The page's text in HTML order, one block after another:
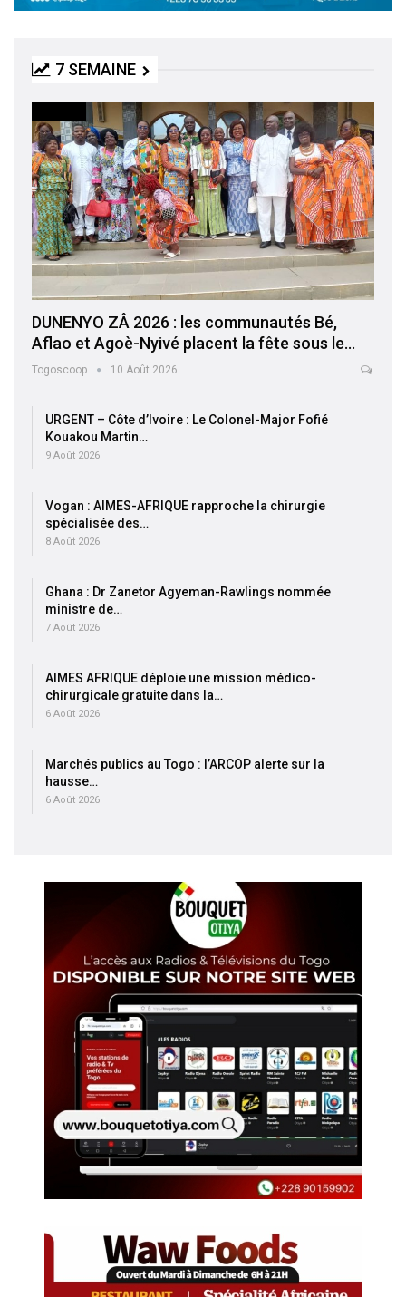
7 SEMAINE
DUNENYO ZÂ 2026 : les communautés Bé,
Aflao et Agoè-Nyivé placent la fête sous le…
Togoscoop 10 Août 2026
URGENT – Côte d’Ivoire : Le Colonel-Major Fofié
Kouakou Martin…
9 Août 2026
Vogan : AIMES-AFRIQUE rapproche la chirurgie
spécialisée des…
8 Août 2026
Ghana : Dr Zanetor Agyeman-Rawlings nommée
ministre de…
7 Août 2026
AIMES AFRIQUE déploie une mission médico-
chirurgicale gratuite dans la…
6 Août 2026
Marchés publics au Togo : l’ARCOP alerte sur la
hausse…
6 Août 2026